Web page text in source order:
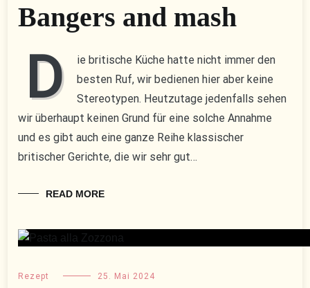
Bangers and mash
D
ie britische Küche hatte nicht immer den
besten Ruf, wir bedienen hier aber keine
Stereotypen. Heutzutage jedenfalls sehen
wir überhaupt keinen Grund für eine solche Annahme
und es gibt auch eine ganze Reihe klassischer
britischer Gerichte, die wir sehr gut…
READ MORE
Rezept 25. Mai 2024